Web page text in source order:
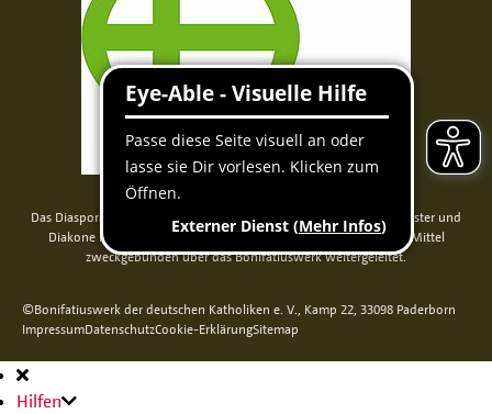
Das Diaspora-Kommissariat der deutschen Bischöfe unterstützt Priester und
Diakone in Nord-, Mittel- und Osteuropa. Seit 2014 werden die Mittel
zweckgebunden über das Bonifatiuswerk weitergeleitet.
©Bonifatiuswerk der deutschen Katholiken e. V., Kamp 22, 33098 Paderborn
ImpressumDatenschutzCookie-ErklärungSitemap
Hauptnavigation
Hilfen